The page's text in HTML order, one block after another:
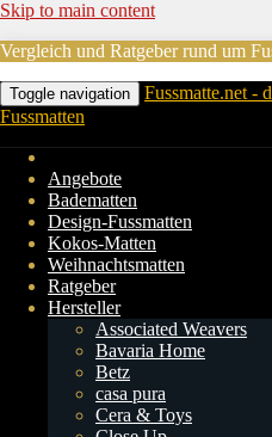
Skip to main content
Vergleich und Ratgeber rund um
Toggle navigation
Fussmatte.net -
Fussmatten
Angebote
Badematten
Design-Fussmatten
Kokos-Matten
Weihnachtsmatten
Ratgeber
Hersteller
Associated Weavers
Bavaria Home
Betz
casa pura
Cera & Toys